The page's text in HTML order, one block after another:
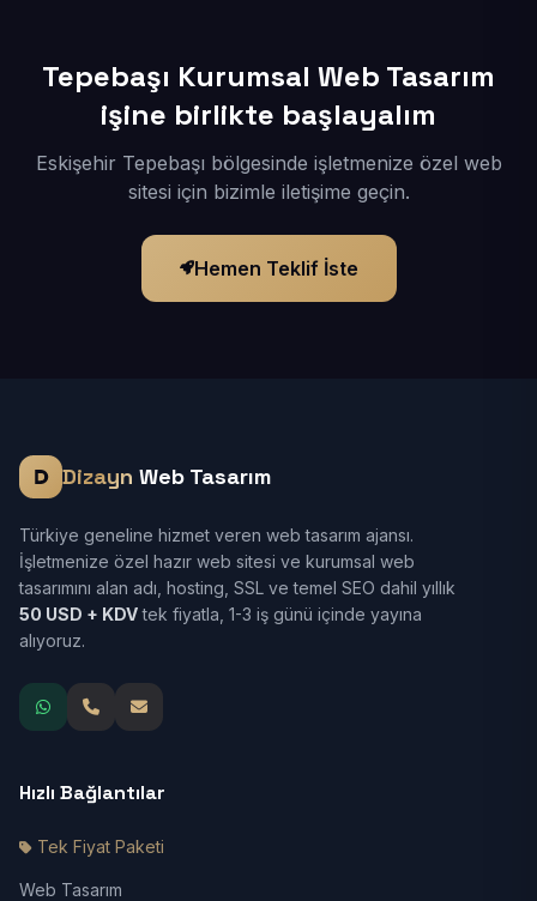
Tepebaşı Kurumsal Web Tasarım
işine birlikte başlayalım
Eskişehir Tepebaşı bölgesinde işletmenize özel web
sitesi için bizimle iletişime geçin.
Hemen Teklif İste
Dizayn Web Tasarım
Türkiye geneline hizmet veren web tasarım ajansı.
İşletmenize özel hazır web sitesi ve kurumsal web
tasarımını alan adı, hosting, SSL ve temel SEO dahil yıllık
50 USD + KDVtek fiyatla, 1-3 iş günü içinde yayına
alıyoruz.
Hızlı Bağlantılar
Tek Fiyat Paketi
Web Tasarım